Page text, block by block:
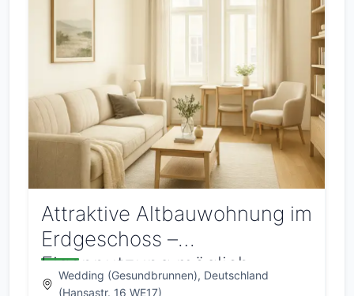
Attraktive Altbauwohnung im
Erdgeschoss –
Eigennutzung möglich
Wedding (Gesundbrunnen), Deutschland
(Hansastr. 16 WE17)